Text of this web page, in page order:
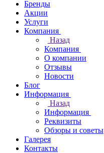
Бренды
Акции
Услуги
Компания
Назад
Компания
О компании
Отзывы
Новости
Блог
Информация
Назад
Информация
Реквизиты
Обзоры и советы
Галерея
Контакты